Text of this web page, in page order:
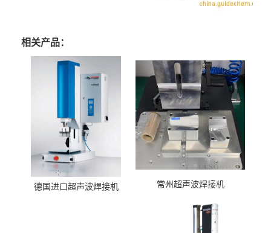
相关产品：
德国进口超声波焊接机 常州超声波焊接机